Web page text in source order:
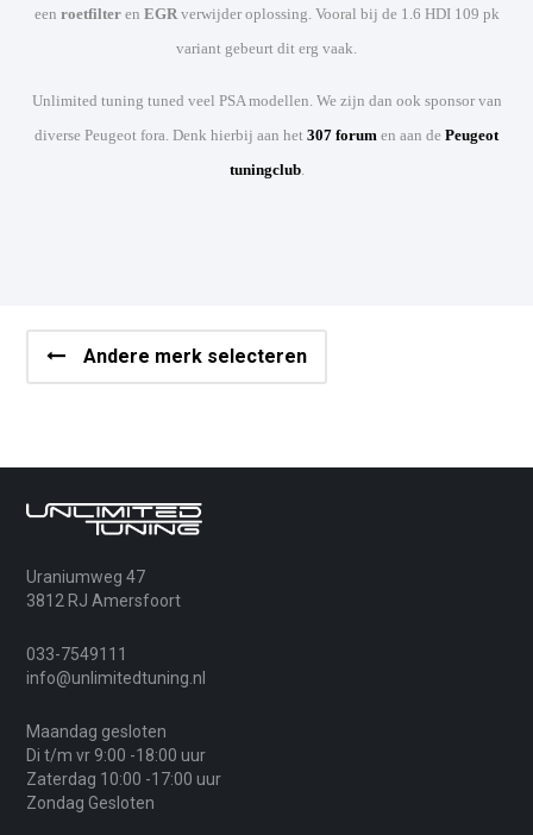
een roetfilteren EGRverwijder oplossing. Vooral bij de 1.6 HDI 109 pk
variant gebeurt dit erg vaak.
Unlimited tuning tuned veel PSA modellen. We zijn dan ook sponsor van
diverse Peugeot fora. Denk hierbij aan het 307 forum en aan de Peugeot
tuningclub.
Andere merk selecteren
Uraniumweg 47
3812 RJ Amersfoort
033-7549111
info@unlimitedtuning.nl
Maandag gesloten
Di t/m vr 9:00 -18:00 uur
Zaterdag 10:00 -17:00 uur
Zondag Gesloten